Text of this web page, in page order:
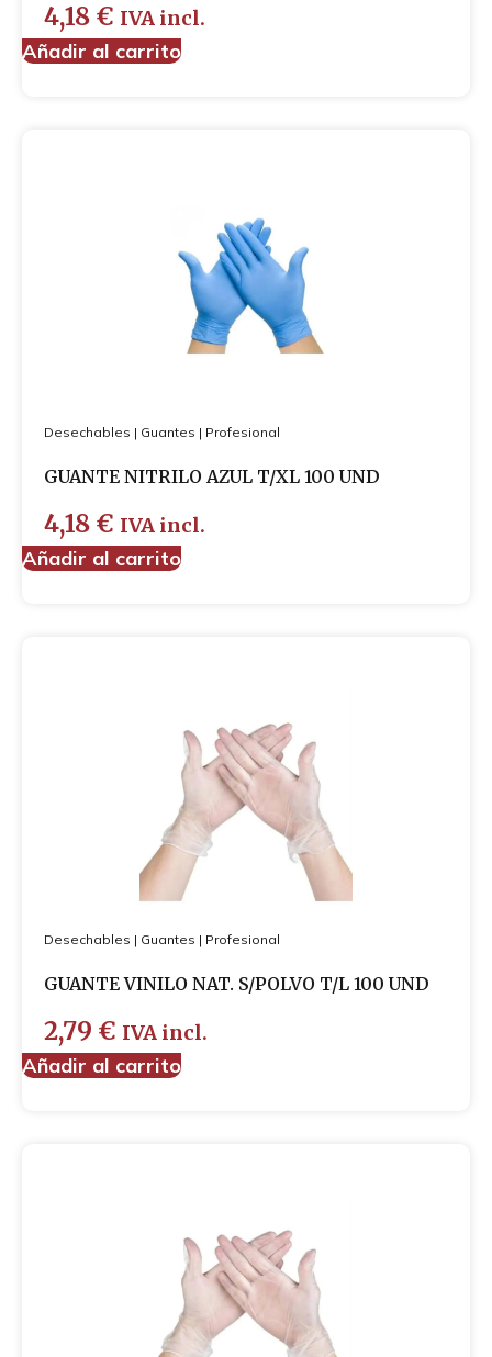
4,18 € IVA incl.
Añadir al carrito
Desechables | Guantes | Profesional
GUANTE NITRILO AZUL T/XL 100 UND
4,18 € IVA incl.
Añadir al carrito
Desechables | Guantes | Profesional
GUANTE VINILO NAT. S/POLVO T/L 100 UND
2,79 € IVA incl.
Añadir al carrito